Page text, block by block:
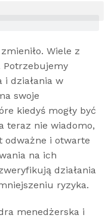
Wiele z
Potrzebujemy
i działania w
swoje
kiedyś mogły być
teraz nie wiadomo,
odważne i otwarte
na ich
działania
ryzyka.
menedżerska i